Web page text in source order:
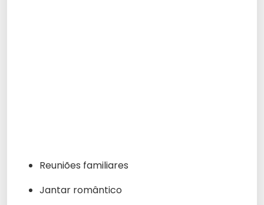
Reuniões familiares
Jantar romântico